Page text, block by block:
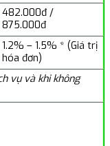
482.000đ /
875.000đ
1.2% – 1.5% * (Giá trị
hóa đơn)
vụ và khi không